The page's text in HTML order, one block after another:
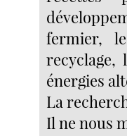
fermier,
recyclage,
énergies
La
Il ne nous